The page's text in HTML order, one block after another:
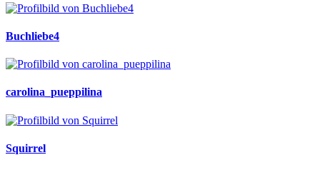
Buchliebe4
carolina_pueppilina
Squirrel